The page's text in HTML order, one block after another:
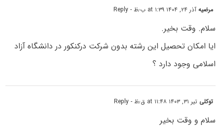
مرضیهآذر ۲۴, ۱۴۰۴ at ۱:۳۹ ب٫ظ - Reply
سلام. وقت بخیر.
ایا امکان تحصیل این رشته بدون شرکت درکنکور در دانشگاه آزاد
اسلامی وجود دارد ؟
توکلی تیر ۳۱, ۱۴۰۳ at ۱۱:۴۸ ق٫ظ - Reply
سلام و وقت بخیر